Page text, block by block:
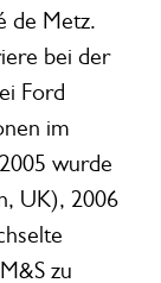
de Metz.
bei der
Ford
im
wurde
UK), 2006
zu